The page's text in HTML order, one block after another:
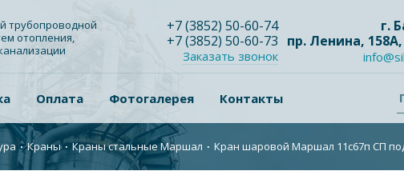
трубопроводной
отопления,
+7(3852) 50-60-74
+7(3852) 50-60-73
Заказать звонок
г.
пр. Ленина,
Оплата Фотогалерея Контакты
∙Краны ∙Краны стальные Маршал ∙ Кран шаровой Маршал 11с67п СП